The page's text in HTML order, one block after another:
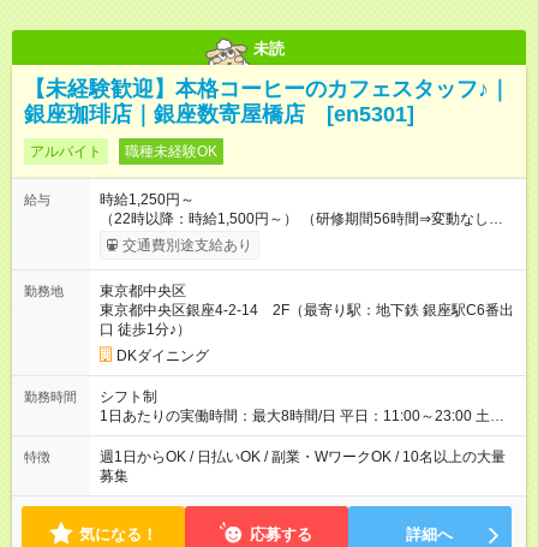
未読
【未経験歓迎】本格コーヒーのカフェスタッフ♪｜
銀座珈琲店｜銀座数寄屋橋店 [en5301]
アルバイト 職種未経験OK
給与
時給1,250円～
（22時以降：時給1,500円～） （研修期間56時間⇒変動なし） ■
食事補助あり⇒1食200円 ■友人紹介制度あり⇒1人紹介につき最
大3万円支給！ 【試用期間】試用期間なし
交通費別途支給あり
勤務地
東京都中央区
東京都中央区銀座4-2-14 2F（最寄り駅：地下鉄 銀座駅C6番出
口 徒歩1分♪）
DKダイニング
勤務時間
シフト制
1日あたりの実働時間：最大8時間/日 平日：11:00～23:00 土日
祝：10:00～23:00 ★上記時間から1日3時間～OK ★週1日～OK◎
※勤務時間の変動の可能性あり ※22時以降勤務は18歳以上(法令
による) ■自由シフト制
特徴
週1日からOK / 日払いOK / 副業・WワークOK / 10名以上の大量
募集
気になる！ 応募する 詳細へ